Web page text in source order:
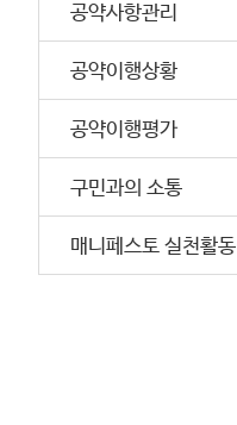
공약사항관리
공약이행상황
공약이행평가
구민과의 소통
매니페스토 실천활동